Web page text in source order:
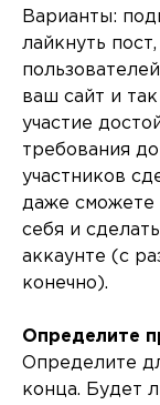
Варианты:
лайкнуть
ваш сайт и
участие
требования
участников
даже сможете
себя и
аккаунте (с
конечно).
Определите
Определите
конца. Будет